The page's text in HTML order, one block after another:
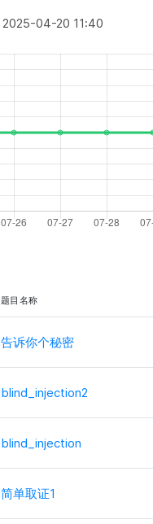
2025-04-20 11:40
题目名称
告诉你个秘密
blind_injection2
blind_injection
简单取证1